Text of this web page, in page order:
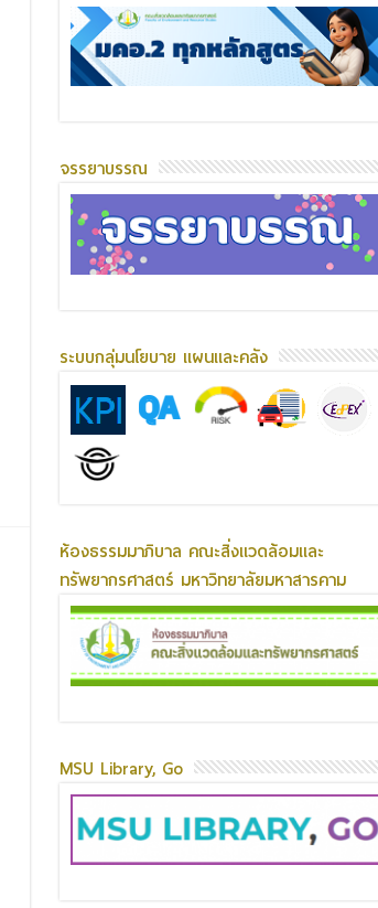
จรรยาบรรณ
ระบบกลุ่มนโยบาย แผนและคลัง
ห้องธรรมมาภิบาล คณะสิ่งแวดล้อมและ
ทรัพยากรศาสตร์ มหาวิทยาลัยมหาสารคาม
MSU Library, Go